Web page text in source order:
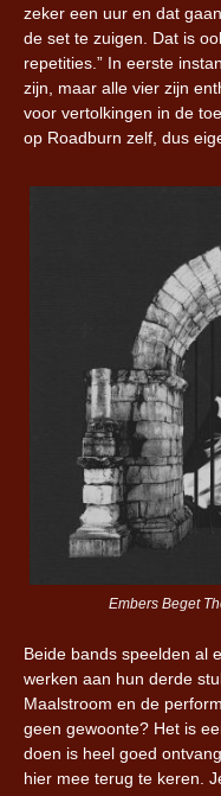
zeker een uur en dat
de set te zuigen. Dat is
repetities.” In eerste
zijn, maar alle vier zijn
voor vertolkingen in de
op Roadburn zelf, dus
Embers Beget
Beide bands speelden al
werken aan hun derde
Maalstroom en de
geen gewoonte? Het is
doen is heel goed
hier mee terug te keren.